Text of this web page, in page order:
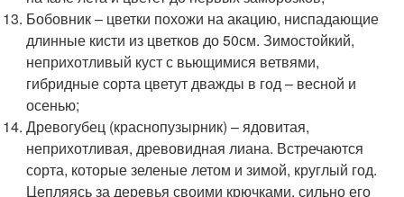
Бобовник – цветки похожи на акацию, ниспадающие
длинные кисти из цветков до 50см. Зимостойкий,
неприхотливый куст с вьющимися ветвями,
гибридные сорта цветут дважды в год – весной и
осенью;
Древогубец (краснопузырник) – ядовитая,
неприхотливая, древовидная лиана. Встречаются
сорта, которые зеленые летом и зимой, круглый год.
Цепляясь за деревья своими крючками, сильно его